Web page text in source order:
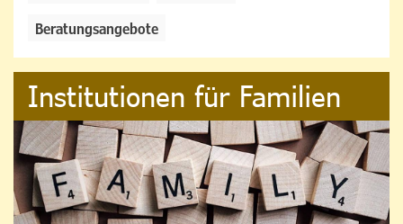
Beratungsangebote
Institutionen für Familien